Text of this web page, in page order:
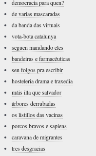
democracia para quen?
de varias mascaradas
da banda das virtuais
vota-bota catalunya
seguen mandando eles
bandeiras e farmacéuticas
sen folgos pra escribir
hosteleria drama e traxedia
máis illa que salvador
árbores derrubadas
os listillos das vacinas
porcos bravos e sapiens
caravana de migrantes
tres desgracias